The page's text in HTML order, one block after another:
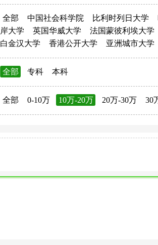
全部 中国社会科学院 比利时列日大学
岸大学
英国华威大学 法国蒙彼利埃大学
白金汉大学
香港公开大学 亚洲城市大学
全部 专科 本科
全部 0-10万 10万-20万 20万-30万 30